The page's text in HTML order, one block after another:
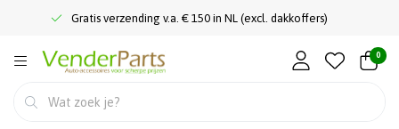
Gratis verzending v.a. € 150 in NL (excl. dakkoffers)
0